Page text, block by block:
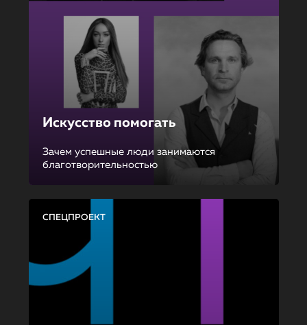
Искусство помогать
Зачем успешные люди занимаются
благотворительностью
СПЕЦПРОЕКТ